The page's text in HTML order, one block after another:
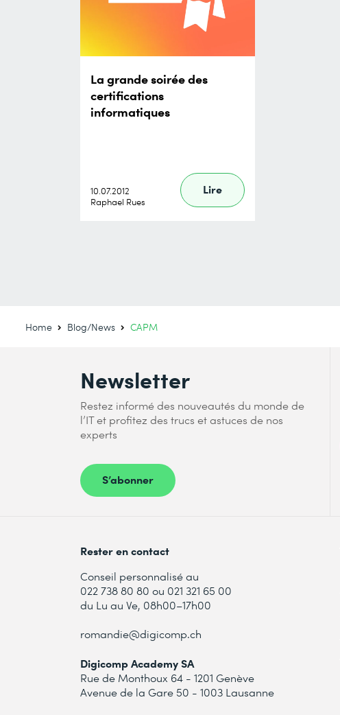
La grande soirée des
certifications
informatiques
10.07.2012
Raphael Rues
Lire
Home Blog/News CAPM
Newsletter
Restez informé des nouveautés du monde de
l’IT et profitez des trucs et astuces de nos
experts
S’abonner
Rester en contact
Conseil personnalisé au
022 738 80 80 ou 021 321 65 00
du Lu au Ve, 08h00–17h00
romandie@digicomp.ch
Digicomp Academy SA
Rue de Monthoux 64 - 1201 Genève
Avenue de la Gare 50 - 1003 Lausanne